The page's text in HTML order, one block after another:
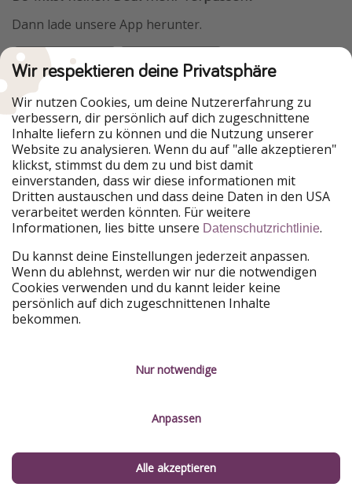
Dann lade unsere App herunter.
Urlaubspiraten ist Teil der HolidayPirates Group
Unsere Märkte
PiratinViaggio
HolidayPirates
VakantiePiraten
WakacyjniPiraci
VoyagesPirates
Ferienpiraten
Urlaubspiraten
ViajerosPiratas
TravelPirates
HolidayPirates Group
Lerne uns kennen
Über uns
Nachhaltigkeit
Rechtliches
Kontakt
Service-Kontrolle
Wir respektieren deine Privatsphäre
Wir nutzen Cookies, um deine Nutzererfahrung zu
verbessern, dir persönlich auf dich zugeschnittene
Inhalte liefern zu können und die Nutzung unserer
Website zu analysieren. Wenn du auf "alle akzeptieren"
klickst, stimmst du dem zu und bist damit
einverstanden, dass wir diese informationen mit
Dritten austauschen und dass deine Daten in den USA
verarbeitet werden könnten. Für weitere
Informationen, lies bitte unsere Datenschutzrichtlinie.
Du kannst deine Einstellungen jederzeit anpassen.
Wenn du ablehnst, werden wir nur die notwendigen
Cookies verwenden und du kannt leider keine
persönlich auf dich zugeschnittenen Inhalte
bekommen.
Nur notwendige
Anpassen
Alle akzeptieren